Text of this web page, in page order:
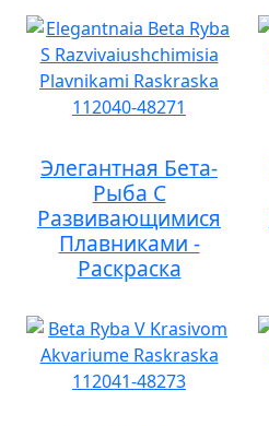
Элегантная Бета-
Рыба С
Развивающимися
Плавниками -
Раскраска